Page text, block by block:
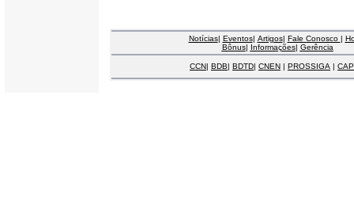
Notícias| Eventos| Artigos| Fale Conosco |
Bônus| Informações| Gerência
CCN| BDB| BDTD| CNEN | PROSSIGA |